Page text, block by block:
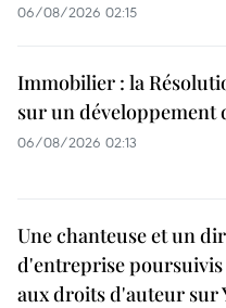
06/08/2026 02:15
Immobilier : la
sur un développement
06/08/2026 02:13
Une chanteuse et un
d'entreprise
aux droits d'auteur sur